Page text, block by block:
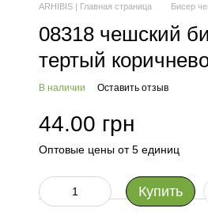
ARHIBIS | Главная страница Бисер
08318 чешский
тертый
В наличии Оставить отзыв
44.00 грн
Оптовые цены от 5 единиц
Купить